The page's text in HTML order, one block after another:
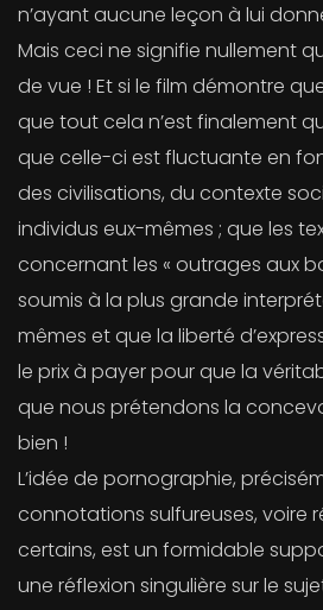
n’ayant aucune leçon à lui
Mais ceci ne signifie nullement
de vue ! Et si le film démontre
que tout cela n’est finalement
que celle-ci est fluctuante en
des civilisations, du contexte
individus eux-mêmes ; que les
concernant les « outrages aux
soumis à la plus grande
mêmes et que la liberté
le prix à payer pour que la
que nous prétendons la
bien !
L’idée de pornographie,
connotations sulfureuses, voire
certains, est un formidable
une réflexion singulière sur le